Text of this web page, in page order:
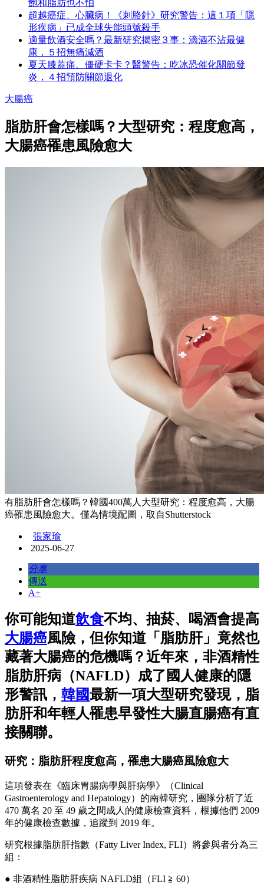
飽和脂肪也不怕
超越癌症、心臟病！《刺胳針》研究警告：這１項「隱
形疾病」已成全球失能頭號殺手
適量飲酒安全嗎？最新研究揭密３事：滴酒不沾最健
康，５招無痛減酒
夏天膝蓋痛、僵硬卡卡？醫警告：吃冰恐催化關節發
炎，４招預防關節退化
大腸癌
脂肪肝會怎樣嗎？大型研究：程度愈高，
大腸癌罹患風險愈大
有脂肪肝會怎樣嗎？韓國400萬人大型研究：程度愈高，大腸
癌罹患風險愈大。僅為情境配圖，取自Shutterstock
張家瑜
2025-06-27
分享
傳送
A+
你可能知道飲食不均、抽菸、喝酒會提高
大腸癌風險，但你知道「脂肪肝」竟然也
藏著大腸癌的危機嗎？近年來，非酒精性
脂肪肝病（NAFLD）成了國人健康的隱
形警訊， 韓國最新一項大型研究發現，脂
肪肝和年輕人罹患早發性大腸直腸癌有直
接關聯。
研究：脂肪肝程度愈高，罹患大腸癌風險愈大
這項發表在《臨床胃腸病學與肝病學》（Clinical
Gastroenterology and Hepatology）的南韓研究，團隊分析了近
470 萬名 20 至 49 歲之間成人的健康檢查資料，根據他們 2009
年的健康檢查數據，追蹤到 2019 年。
研究根據脂肪肝指數（Fatty Liver Index, FLI）將參與者分為三
組：
● 非酒精性脂肪肝疾病 NAFLD組（FLI ≧ 60）